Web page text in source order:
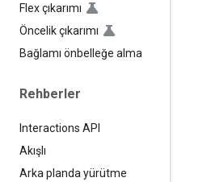
Flex çıkarımı
Öncelik çıkarımı
Bağlamı önbelleğe alma
Rehberler
Interactions API
Akışlı
Arka planda yürütme